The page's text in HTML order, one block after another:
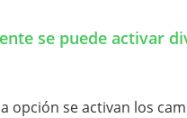
se puede activar
opción se activan los